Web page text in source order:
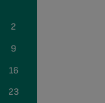
2
9
16
23